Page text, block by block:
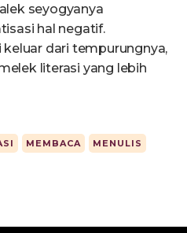
seyogyanya
hal negatif.
dari tempurungnya,
literasi yang lebih
MEMBACA MENULIS